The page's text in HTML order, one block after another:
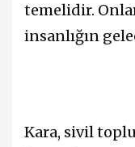
temelidir.
insanlığın
Kara, sivil